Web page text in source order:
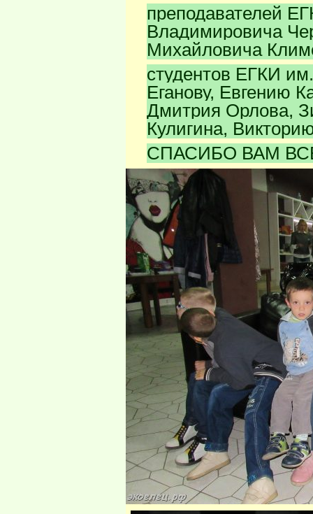
преподавателей
Владимировича
Михайловича
студентов ЕГКИ
Еганову, Евгению
Дмитрия Орлова,
Кулигина,
СПАСИБО ВАМ